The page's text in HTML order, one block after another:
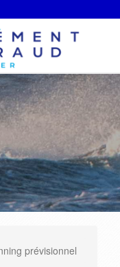
prévisionnel